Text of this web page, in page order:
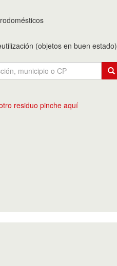
(objetos en buen estado)
residuo pinche aquí